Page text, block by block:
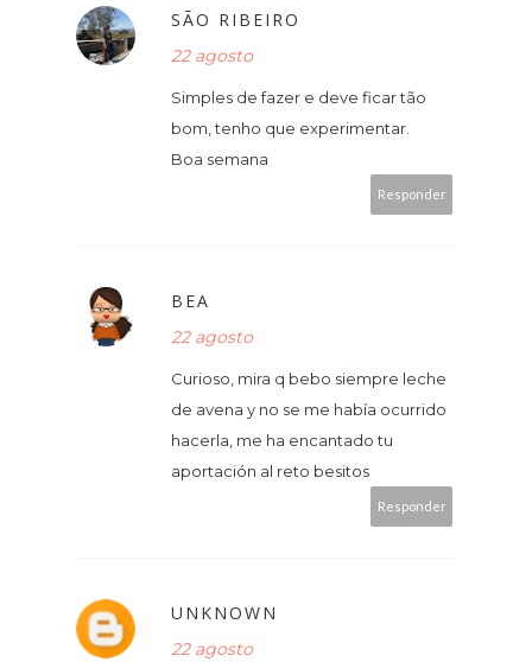
SÃO RIBEIRO
22 agosto
Simples de fazer e deve ficar tão
bom, tenho que experimentar.
Boa semana
Responder
BEA
22 agosto
Curioso, mira q bebo siempre leche
de avena y no se me había ocurrido
hacerla, me ha encantado tu
aportación al reto besitos
Responder
UNKNOWN
22 agosto